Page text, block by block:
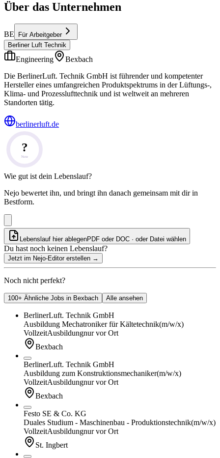
Über das Unternehmen
BE
Für Arbeitgeber
Berliner Luft Technik
Engineering
Bexbach
Die BerlinerLuft. Technik GmbH ist führender und kompetenter
Hersteller eines umfangreichen Produktspektrums in der Lüftungs-,
Klima- und Prozesslufttechnik und ist weltweit an mehreren
Standorten tätig.
berlinerluft.de
?
Note
Wie gut ist dein Lebenslauf?
Nejo bewertet ihn, und bringt ihn danach gemeinsam mit dir in
Bestform.
Lebenslauf hier ablegenPDF oder DOC · oder Datei wählen
Du hast noch keinen Lebenslauf?
Jetzt im Nejo-Editor erstellen →
Noch nicht perfekt?
100+ Ähnliche Jobs in Bexbach Alle ansehen
BerlinerLuft. Technik GmbH
Ausbildung Mechatroniker für Kältetechnik(m/w/x)
VollzeitAusbildungnur vor Ort
Bexbach
BerlinerLuft. Technik GmbH
Ausbildung zum Konstruktionsmechaniker(m/w/x)
VollzeitAusbildungnur vor Ort
Bexbach
Festo SE & Co. KG
Duales Studium - Maschinenbau - Produktionstechnik(m/w/x)
VollzeitAusbildungnur vor Ort
St. Ingbert